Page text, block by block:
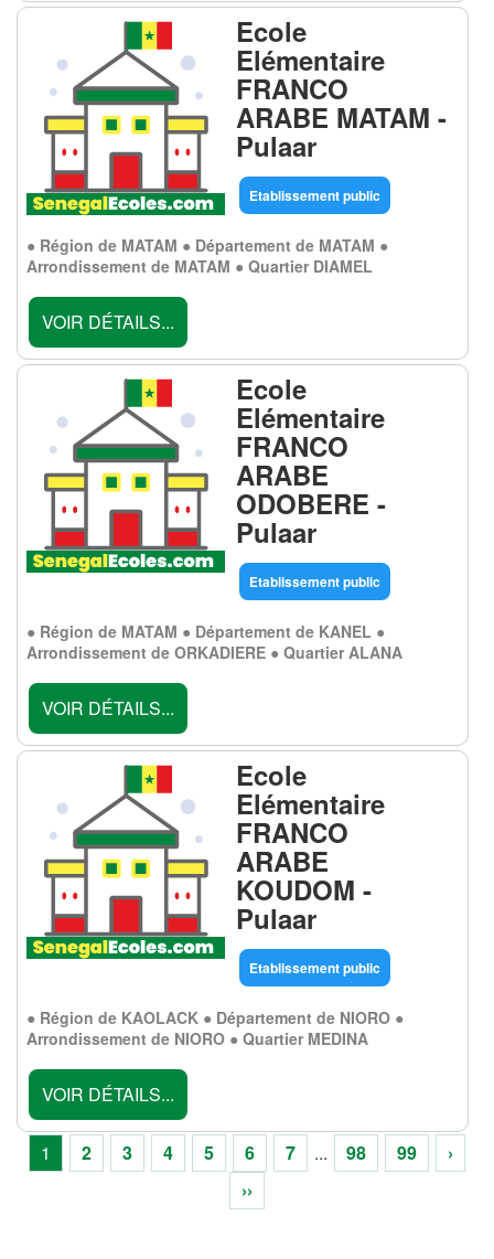
Ecole
Elémentaire
FRANCO
ARABE MATAM -
Pulaar
Etablissement public
● Région de MATAM ● Département de MATAM ●
Arrondissement de MATAM ● Quartier DIAMEL
VOIR DÉTAILS...
Ecole
Elémentaire
FRANCO
ARABE
ODOBERE -
Pulaar
Etablissement public
● Région de MATAM ● Département de KANEL ●
Arrondissement de ORKADIERE ● Quartier ALANA
VOIR DÉTAILS...
Ecole
Elémentaire
FRANCO
ARABE
KOUDOM -
Pulaar
Etablissement public
● Région de KAOLACK ● Département de NIORO ●
Arrondissement de NIORO ● Quartier MEDINA
VOIR DÉTAILS...
1 2 3 4 5 6 7 ... 98 99
›
››